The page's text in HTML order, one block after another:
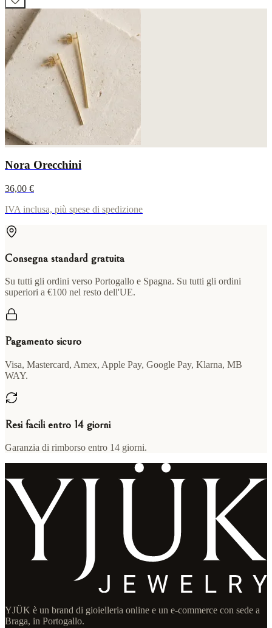
Nora Orecchini
36,00 €
IVA inclusa, più spese di spedizione
Consegna standard gratuita
Su tutti gli ordini verso Portogallo e Spagna. Su tutti gli ordini
superiori a €100 nel resto dell'UE.
Pagamento sicuro
Visa, Mastercard, Amex, Apple Pay, Google Pay, Klarna, MB
WAY.
Resi facili entro 14 giorni
Garanzia di rimborso entro 14 giorni.
YJÜK è un brand di gioielleria online e un e-commerce con sede a
Braga, in Portogallo.